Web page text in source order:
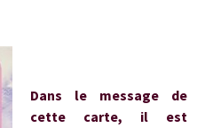
Dans le message de
cette carte, il est